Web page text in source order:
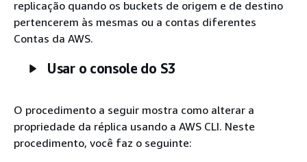
replicação quando os buckets de origem e de destino
pertencerem às mesmas ou a contas diferentes
Contas da AWS.
Usar o console do S3
O procedimento a seguir mostra como alterar a
propriedade da réplica usando a AWS CLI. Neste
procedimento, você faz o seguinte: